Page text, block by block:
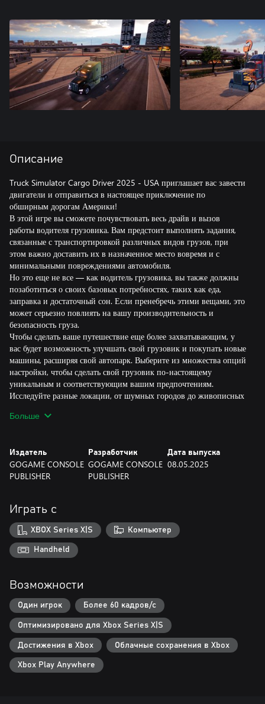
Описание
Truck Simulator Cargo Driver 2025 - USA приглашает вас завести
двигатели и отправиться в настоящее приключение по
обширным дорогам Америки!
В этой игре вы сможете почувствовать весь драйв и вызов
работы водителя грузовика. Вам предстоит выполнять задания,
связанные с транспортировкой различных видов грузов, при
этом важно доставить их в назначенное место вовремя и с
минимальными повреждениями автомобиля.
Но это еще не все — как водитель грузовика, вы также должны
позаботиться о своих базовых потребностях, таких как еда,
заправка и достаточный сон. Если пренебречь этими вещами, это
может серьезно повлиять на вашу производительность и
безопасность груза.
Чтобы сделать ваше путешествие еще более захватывающим, у
вас будет возможность улучшать свой грузовик и покупать новые
машины, расширяя свой автопарк. Выберите из множества опций
настройки, чтобы сделать свой грузовик по-настоящему
уникальным и соответствующим вашим предпочтениям.
Исследуйте разные локации, от шумных городов до живописных
награды. Пройдите сложные маршруты, проезжайте через
С реалистичной графикой и захватывающим игровым процессом
эта игра-симулятор грузовиков обеспечит вам часы
увлекательного времяпрепровождения. Так что, чего вы ждете?
Больше
Издатель
GOGAME CONSOLE
PUBLISHER
Разработчик
GOGAME CONSOLE
PUBLISHER
Дата выпуска
08.05.2025
Играть с
XBOX Series X|S Компьютер
Handheld
Возможности
Один игрок Более 60 кадров/с
Оптимизировано для Xbox Series X|S
Достижения в Xbox Облачные сохранения в Xbox
Xbox Play Anywhere